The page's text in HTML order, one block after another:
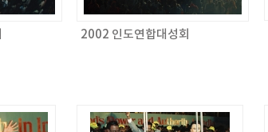
2002 인도연합대성회